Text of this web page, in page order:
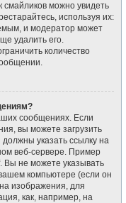
смайликов можно увидеть
используя их:
и модератор может
удалить его.
количество
сообщениях. Если
вы можете загрузить
указать ссылку на
веб-сервере. Пример
Вы не можете указывать
компьютере (если он
изображения, для
как, например, на